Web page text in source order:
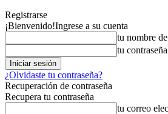
Registrarse
¡Bienvenido!Ingrese a su cuenta
tu nombre
tu contraseña
¿Olvidaste tu contraseña?
Recuperación de contraseña
Recupera tu contraseña
tu correo